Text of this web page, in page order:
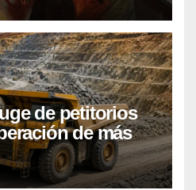
de petitorios
de más
para explorar